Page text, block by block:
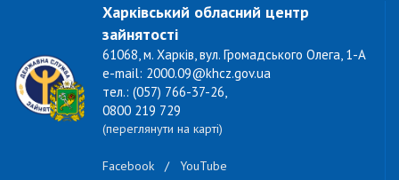
Харківський обласний центр
зайнятості
61068, м. Харків, вул. Громадського Олега, 1-А
e-mail: 2000.09@khcz.gov.ua
тел.: (057) 766-37-26,
0800 219 729
(переглянути на карті)
Facebook / YouTube